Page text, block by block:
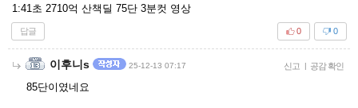
1:41초 2710억 산책딜 75단 3분컷 영상
답글 0
0
이후니s 25-12-13 07:17 신고 | 공감 확인
85단이였네요